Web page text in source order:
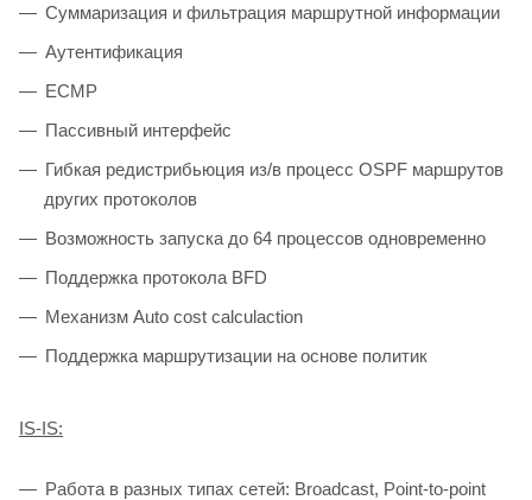
Суммаризация и фильтрация маршрутной информации
Аутентификация
ECMP
Пассивный интерфейс
Гибкая редистрибьюция из/в процесс OSPF маршрутов
других протоколов
Возможность запуска до 64 процессов одновременно
Поддержка протокола BFD
Механизм Auto cost calculaction
Поддержка маршрутизации на основе политик
IS-IS:
Работа в разных типах сетей: Broadcast, Point-to-point